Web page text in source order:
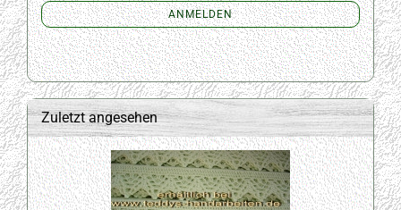
ANMELDUNG
ANMELDEN
Zuletzt angesehen